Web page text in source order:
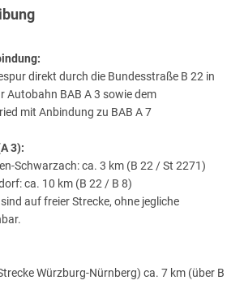
Festung Marienberg, Marienkirche,
mit Werken von Tilmann Riemenschneider,
Grab von Walther von der Vogelweide,
Deutschhaus Kirche, Neubaukirche im
die Landschaft schlängelt, so gestalten
In meisten Teilen folgen breite, bestens
dem Flusslauf. Es lohnt sich jedoch auf
liegenden Flussseite gelegenen kleinen
Hier ist die Verkehrsdichte
ist die Mainschleife, wo man auf
die Weinberge kurven kann.
direkt durch die Bundesstraße B 22 in
Autobahn BAB A 3 sowie dem
mit Anbindung zu BAB A 7
3):
Schwarzach: ca. 3 km (B 22 / St 2271)
ca. 10 km (B 22 / B 8)
auf freier Strecke, ohne jegliche
Würzburg-Nürnberg) ca. 7 km (über B